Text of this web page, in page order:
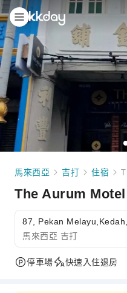
馬來西亞 吉打 住宿
The Aurum Motel
87, Pekan
馬來西亞 吉打
停車場 快速入住退房